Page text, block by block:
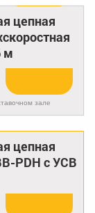
цепная
м
зале
цепная
PDH с УСВ